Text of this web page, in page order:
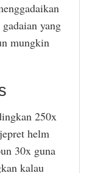
yang
mungkin
250x
helm
30x guna
kalau